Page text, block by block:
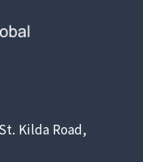
Kilda Road,